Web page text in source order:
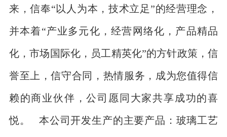
来，信奉“以人为本，技术立足”的经营理念，
并本着“产业多元化，经营网络化，产品精品
化，市场国际化，员工精英化”的方针政策，信
誉至上，信守合同，热情服务，成为您值得信
赖的商业伙伴，公司愿同大家共享成功的喜
悦。 本公司开发生产的主要产品：玻璃工艺